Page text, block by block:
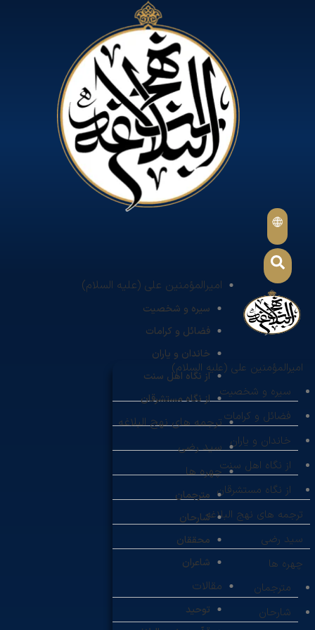
امیرالمؤمنین علی (علیه السلام)
سیره و شخصیت
فضائل و کرامات
خاندان و یاران
از نگاه اهل سنت
از نگاه مستشرقان
ترجمه های نهج البلاغه
سید رضی
چهره ها
مترجمان
شارحان
محققان
شاعران
مقالات
توحید
امیرالمؤمنین علی (علیه السلام)
سیره و شخصیت
فضائل و کرامات
خاندان و یاران
از نگاه اهل سنت
از نگاه مستشرقان
ترجمه های نهج البلاغه
سید رضی
چهره ها
مترجمان
شارحان